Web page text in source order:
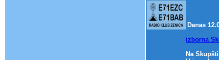
Danas
izborna
Na